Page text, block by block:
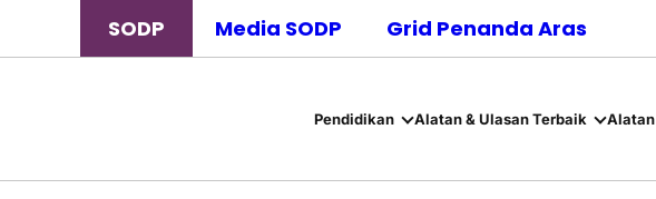
SODP Media SODP Grid Penanda Aras
Pendidikan Alatan & Ulasan Terbaik Alatan